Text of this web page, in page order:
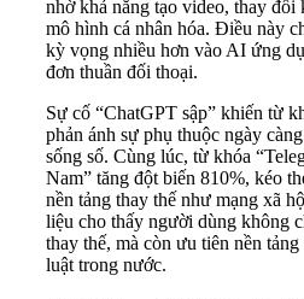
nhờ khả năng tạo video, thay đổi
mô hình cá nhân hóa. Điều này
kỳ vọng nhiều hơn vào AI ứng
đơn thuần đối thoại.
Sự cố “ChatGPT sập” khiến từ
phản ánh sự phụ thuộc ngày
sống số. Cùng lúc, từ khóa
Nam” tăng đột biến 810%, kéo
nền tảng thay thế như mạng xã
liệu cho thấy người dùng không
thay thế, mà còn ưu tiên nền
luật trong nước.